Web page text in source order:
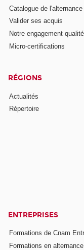
Catalogue de l'alternance
Valider ses acquis
Notre engagement qualité
Micro-certifications
RÉGIONS
Actualités
Répertoire
ENTREPRISES
Formations de Cnam
Formations en alternance